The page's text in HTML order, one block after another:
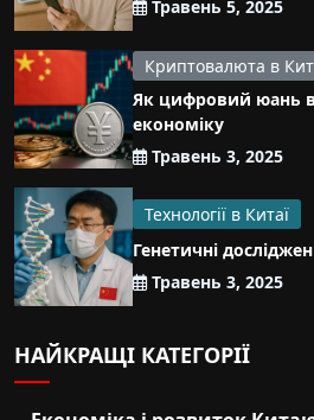
Травень 5, 2025
Криптовалюта в
Як цифровий юань
економіку
Травень 3, 2025
Технології в Китаї
Генетичні
Травень 3, 2025
НАЙКРАЩІ КАТЕГОРІЇ